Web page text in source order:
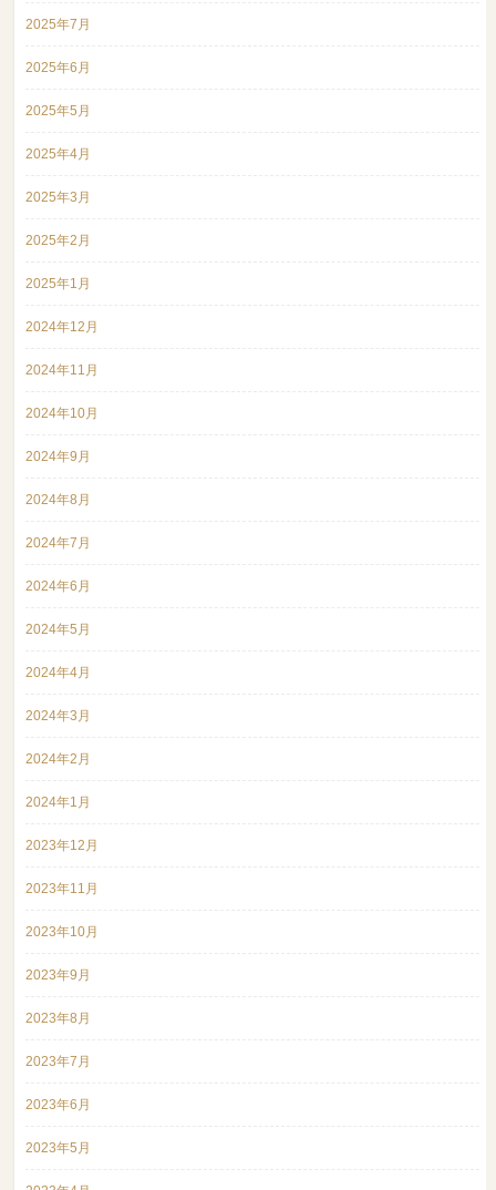
2025年7月
2025年6月
2025年5月
2025年4月
2025年3月
2025年2月
2025年1月
2024年12月
2024年11月
2024年10月
2024年9月
2024年8月
2024年7月
2024年6月
2024年5月
2024年4月
2024年3月
2024年2月
2024年1月
2023年12月
2023年11月
2023年10月
2023年9月
2023年8月
2023年7月
2023年6月
2023年5月